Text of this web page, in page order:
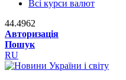
Всі курси валют
44.4962
Авторизація
Пошук
RU